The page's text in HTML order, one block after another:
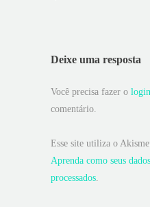
Deixe uma resposta
Você precisa fazer o login
comentário.
Esse site utiliza o
Aprenda como seus
processados